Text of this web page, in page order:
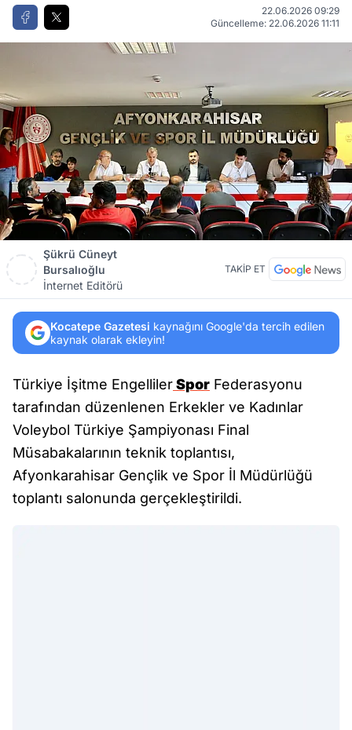
22.06.2026 09:29
Güncelleme: 22.06.2026 11:11
Şükrü Cüneyt
Bursalıoğlu
İnternet Editörü
TAKİP ET
Kocatepe Gazetesi kaynağını Google'da tercih edilen
kaynak olarak ekleyin!
Türkiye İşitme EngellilerSpor Federasyonu
tarafından düzenlenen Erkekler ve Kadınlar
Voleybol Türkiye Şampiyonası Final
Müsabakalarının teknik toplantısı,
Afyonkarahisar Gençlik ve Spor İl Müdürlüğü
toplantı salonunda gerçekleştirildi.